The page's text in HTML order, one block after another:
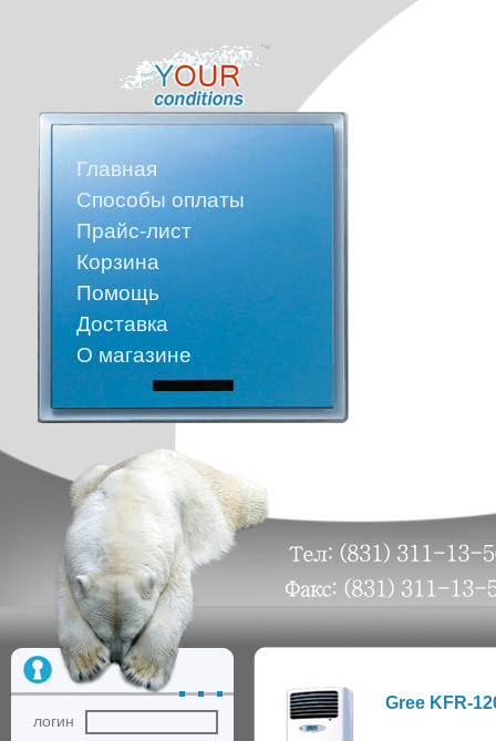
Главная
Способы оплаты
Прайс-лист
Корзина
Помощь
Доставка
О магазине
логин
Gree KFR-